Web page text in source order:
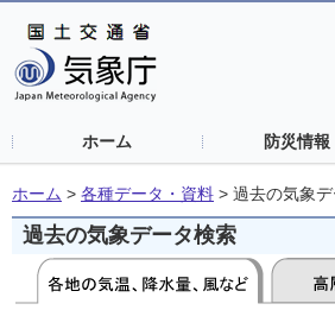
ホーム 防災情報
ホーム > 各種データ・資料 > 過去の気象
過去の気象データ検索